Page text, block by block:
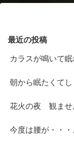
最近の投稿
カラスが鳴いて
朝から眠たくてし
花火の夜 観ませ
今度は腰が・・・